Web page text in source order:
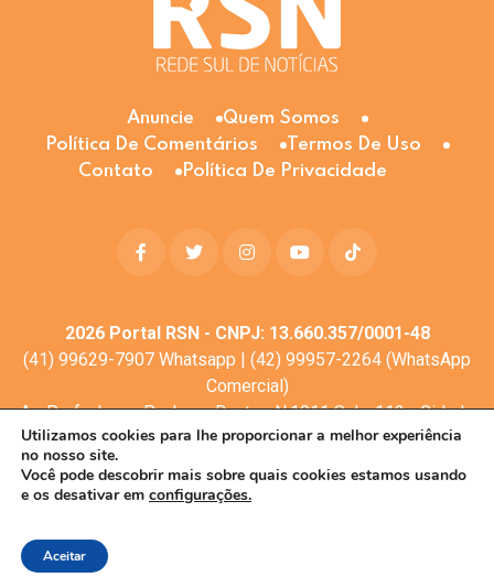
Anuncie
Quem Somos
Política De Comentários
Termos De Uso
Contato
Política De Privacidade
2026Portal RSN - CNPJ: 13.660.357/0001-48
(41) 99629-7907 Whatsapp | (42) 99957-2264 (WhatsApp
Comercial)
Av. Profa. Laura Pacheco Bastos N:1011 Sala: 112 - Cidade
dos Lagos, Guarapuava - PR, 85053-525
© Todos os direitos reservados
Utilizamos cookies para lhe proporcionar a melhor experiência
no nosso site.
Você pode descobrir mais sobre quais cookies estamos usando
e os desativar em configurações.
Aceitar